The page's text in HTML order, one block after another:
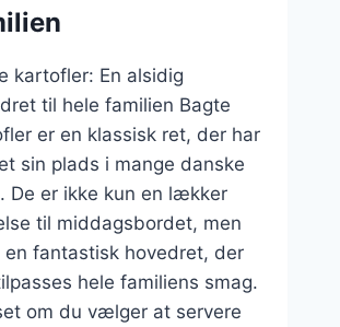
kartofler: En alsidig
til hele familien Bagte
er en klassisk ret, der har
sin plads i mange danske
De er ikke kun en lækker
til middagsbordet, men
en fantastisk hovedret, der
hele familiens smag.
om du vælger at servere